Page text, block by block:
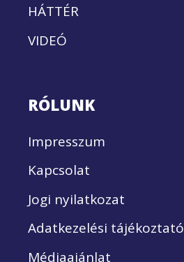
HÁTTÉR
VIDEÓ
RÓLUNK
Impresszum
Kapcsolat
Jogi nyilatkozat
Adatkezelési tájékoztató
Médiaajánlat